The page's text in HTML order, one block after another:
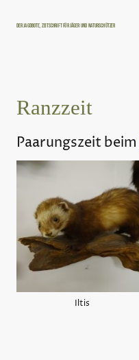
Der Jagdbote, Zeitschrift für Jäger und Naturschützer
Ranzzeit
Paarungszeit beim
Iltis